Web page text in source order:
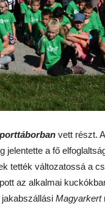
vett részt.
a fő
tették változatossá a
az alkalmai
Magyarkert